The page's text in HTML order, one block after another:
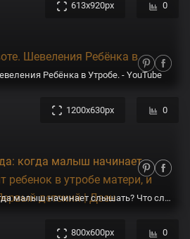
613x920px 0
Ребёнка в Утробе. - YouTube
1200x630px 0
ЧАСТЬ II Слух у плода: когда малыш начинает слышать? Что слышит ребенок в утробе матери, и какие звуки любит | Первый детский | Дзен
800x600px 0